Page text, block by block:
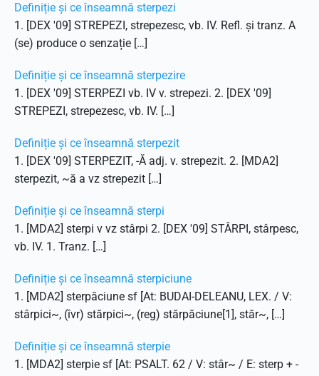
Definiție și ce înseamnă sterpezi
1. [DEX '09] STREPEZI, strepezesc, vb. IV. Refl. și tranz. A
(se) produce o senzație […]
Definiție și ce înseamnă sterpezire
1. [DEX '09] STERPEZI vb. IV v. strepezi. 2. [DEX '09]
STREPEZI, strepezesc, vb. IV. […]
Definiție și ce înseamnă sterpezit
1. [DEX '09] STERPEZIT, -Ă adj. v. strepezit. 2. [MDA2]
sterpezit, ~ă a vz strepezit […]
Definiție și ce înseamnă sterpi
1. [MDA2] sterpi v vz stârpi 2. [DEX '09] STÂRPI, stârpesc,
vb. IV. 1. Tranz. […]
Definiție și ce înseamnă sterpiciune
1. [MDA2] sterpăciune sf [At: BUDAI-DELEANU, LEX. / V:
stârpici~, (îvr) stărpici~, (reg) stărpăciune[1], stăr~, […]
Definiție și ce înseamnă sterpie
1. [MDA2] sterpie sf [At: PSALT. 62 / V: stâr~ / E: sterp + -